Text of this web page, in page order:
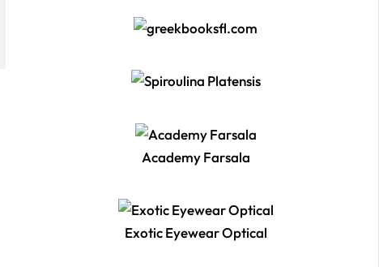
Academy Farsala
Exotic Eyewear Optical